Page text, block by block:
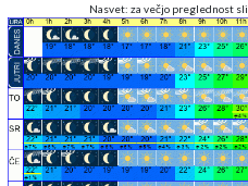
Nasvet: za večjo preglednost